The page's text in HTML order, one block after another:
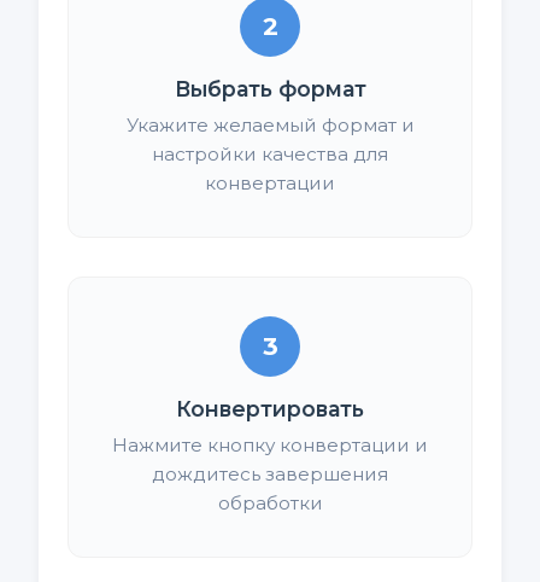
2
Выбрать формат
Укажите желаемый формат и
настройки качества для
конвертации
3
Конвертировать
Нажмите кнопку конвертации и
дождитесь завершения
обработки